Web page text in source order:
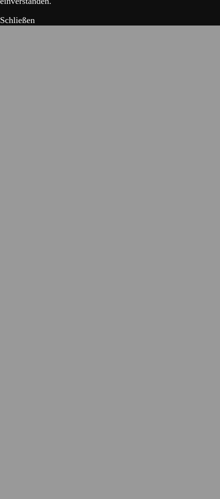
Schließen